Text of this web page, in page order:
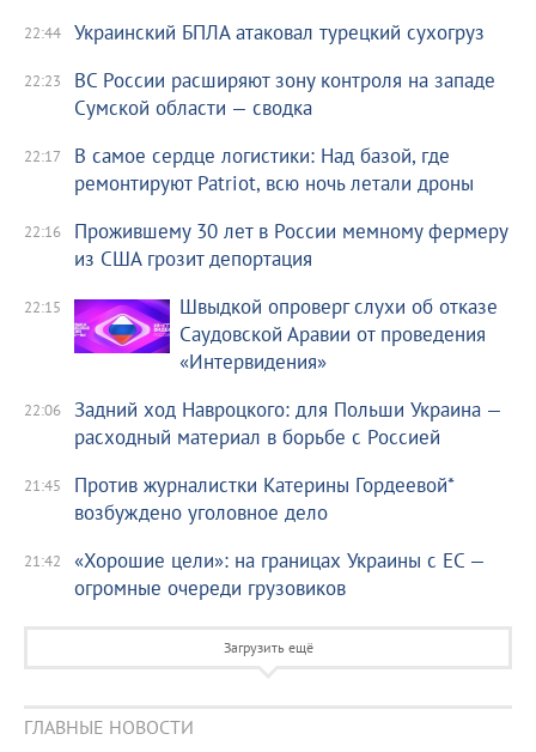
22:44 Украинский БПЛА атаковал турецкий сухогруз
22:23
ВС России расширяют зону контроля на западе
Сумской области — сводка
22:17
В самое сердце логистики: Над базой, где
ремонтируют Patriot, всю ночь летали дроны
22:16
Прожившему 30 лет в России мемному фермеру
из США грозит депортация
22:15
Швыдкой опроверг слухи об отказе
Саудовской Аравии от проведения
«Интервидения»
22:06
Задний ход Навроцкого: для Польши Украина —
расходный материал в борьбе с Россией
21:45
Против журналистки Катерины Гордеевой*
возбуждено уголовное дело
21:42
«Хорошие цели»: на границах Украины с ЕС —
огромные очереди грузовиков
Загрузить ещё
ГЛАВНЫЕ НОВОСТИ